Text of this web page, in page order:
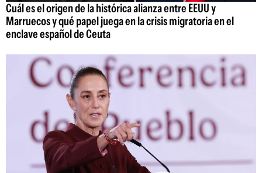
Cuál es el origen de la histórica alianza entre EEUU y
Marruecos y qué papel juega en la crisis migratoria en el
enclave español de Ceuta